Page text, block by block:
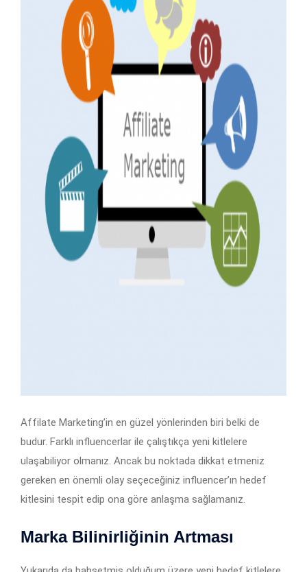
Affilate Marketing’in en güzel yönlerinden biri belki de
budur. Farklı influencerlar ile çalıştıkça yeni kitlelere
ulaşabiliyor olmanız. Ancak bu noktada dikkat etmeniz
gereken en önemli olay seçeceğiniz influencer’ın hedef
kitlesini tespit edip ona göre anlaşma sağlamanız.
Marka Bilinirliğinin Artması